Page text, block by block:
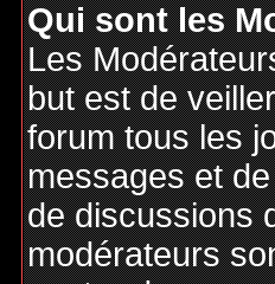
Qui sont les
Les
but est de
forum tous les
messages et
de discussions
modérateurs